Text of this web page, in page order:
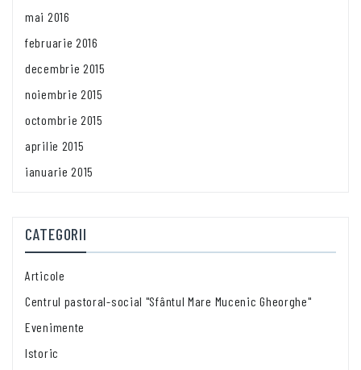
mai 2016
februarie 2016
decembrie 2015
noiembrie 2015
octombrie 2015
aprilie 2015
ianuarie 2015
CATEGORII
Articole
Centrul pastoral-social "Sfântul Mare Mucenic Gheorghe"
Evenimente
Istoric